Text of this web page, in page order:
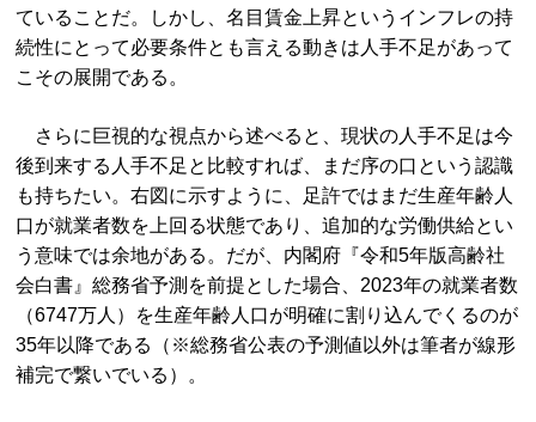
ていることだ。しかし、名目賃金上昇というインフレの持
続性にとって必要条件とも言える動きは人手不足があって
こその展開である。
さらに巨視的な視点から述べると、現状の人手不足は今
後到来する人手不足と比較すれば、まだ序の口という認識
も持ちたい。右図に示すように、足許ではまだ生産年齢人
口が就業者数を上回る状態であり、追加的な労働供給とい
う意味では余地がある。だが、内閣府『令和5年版高齢社
会白書』総務省予測を前提とした場合、2023年の就業者数
（6747万人）を生産年齢人口が明確に割り込んでくるのが
35年以降である（※総務省公表の予測値以外は筆者が線形
補完で繋いでいる）。